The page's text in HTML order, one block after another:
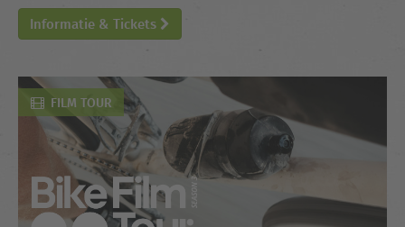
Informatie & Tickets
FILM TOUR